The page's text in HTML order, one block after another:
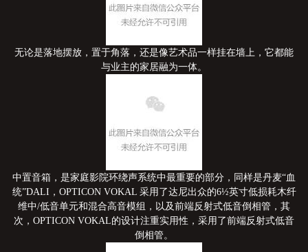
无论是落地摆放，置于角落，还是像艺术品一样挂在墙上，它都能
与业主的家居融为一体。
中置音箱，是家庭影院环绕声系统中最重要的部分，同样是丹麦“血
统”DALI，OPTICON VOKAL 采用了达尼出众的6½英寸低损耗木纤
维中/低音单元和混合高音模组，以及前端反射式低音倒相管，其
次，OPTICON VOKAL的设计注重实用性，采用了前端反射式低音
倒相管。